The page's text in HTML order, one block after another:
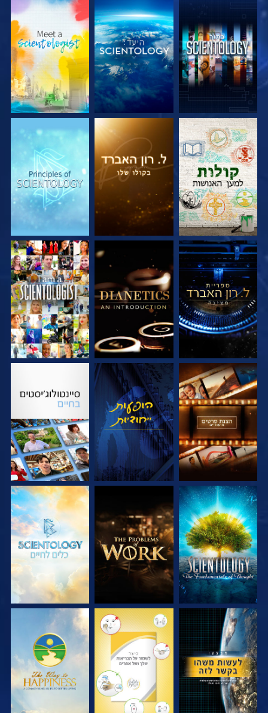
בדוק את הסדרה בדוק את הסדרה בדוק את הסדרה
בדוק את הסדרה בדוק את הסדרה צפה
בדוק את הסדרה צפה בדוק את הסדרה
בדוק את הסדרה בדוק את הסדרה בדוק את הסדרה
צפה צפה